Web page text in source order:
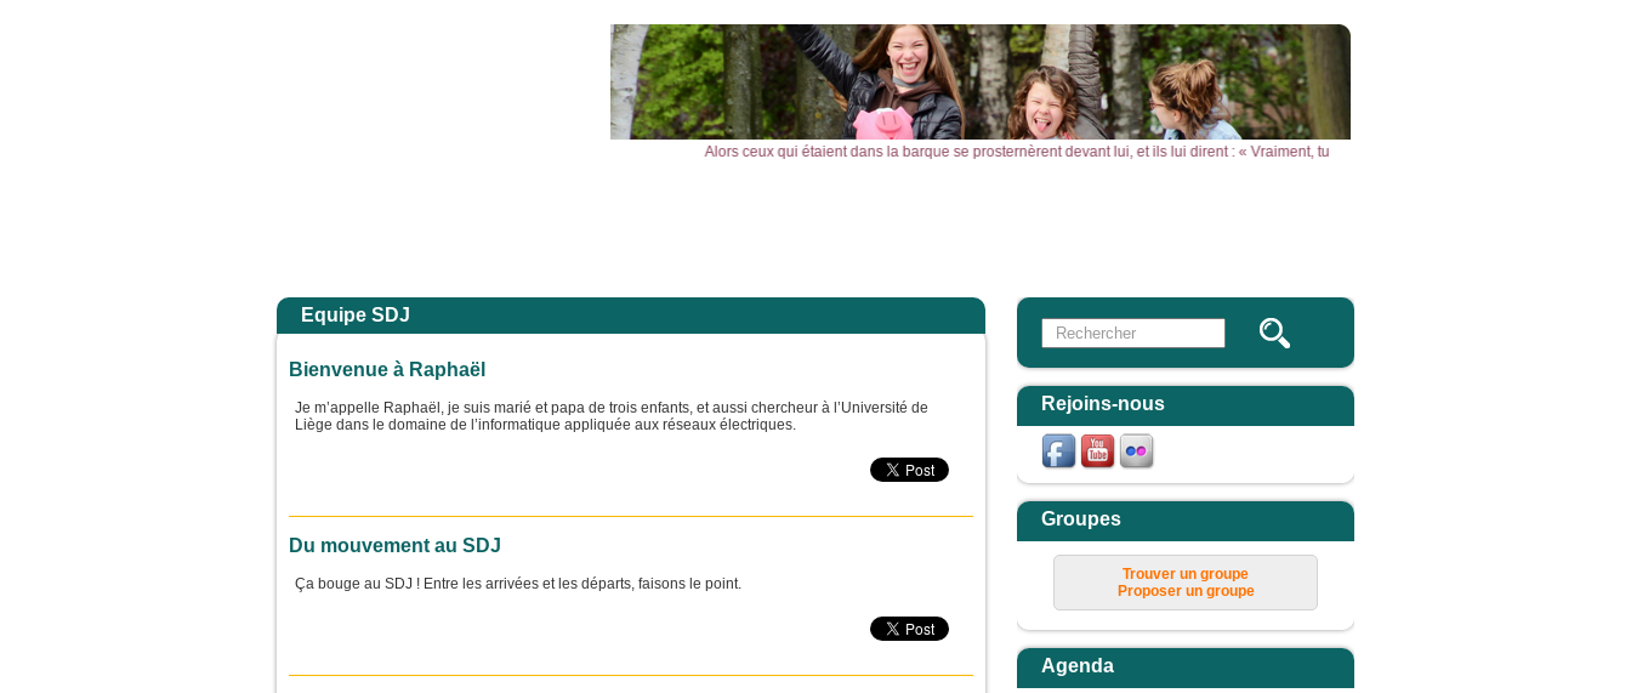
peu de foi, pourquoi as-tu douté ? » Et quand ils furent montés dans la barque, le vent tomba. Alors ceux qui étaient dans la barque se prosternèrent devant lui, et ils lui dirent : « Vraiment, tu es le Fils de Dieu ! » – Acclamons la Parole
Equipe SDJ
Bienvenue à Raphaël
Je m’appelle Raphaël, je suis marié et papa de trois enfants, et aussi chercheur à l’Université de
Liège dans le domaine de l’informatique appliquée aux réseaux électriques.
Du mouvement au SDJ
Ça bouge au SDJ ! Entre les arrivées et les départs, faisons le point.
Formulaire de recherche
Rejoins-nous
Groupes
Trouver un groupe
Proposer un groupe
Agenda